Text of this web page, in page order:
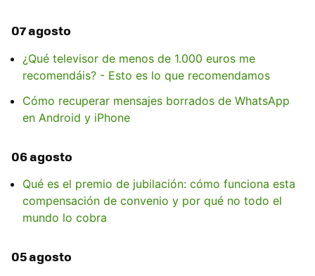
07 agosto
¿Qué televisor de menos de 1.000 euros me
recomendáis? - Esto es lo que recomendamos
Cómo recuperar mensajes borrados de WhatsApp
en Android y iPhone
06 agosto
Qué es el premio de jubilación: cómo funciona esta
compensación de convenio y por qué no todo el
mundo lo cobra
05 agosto